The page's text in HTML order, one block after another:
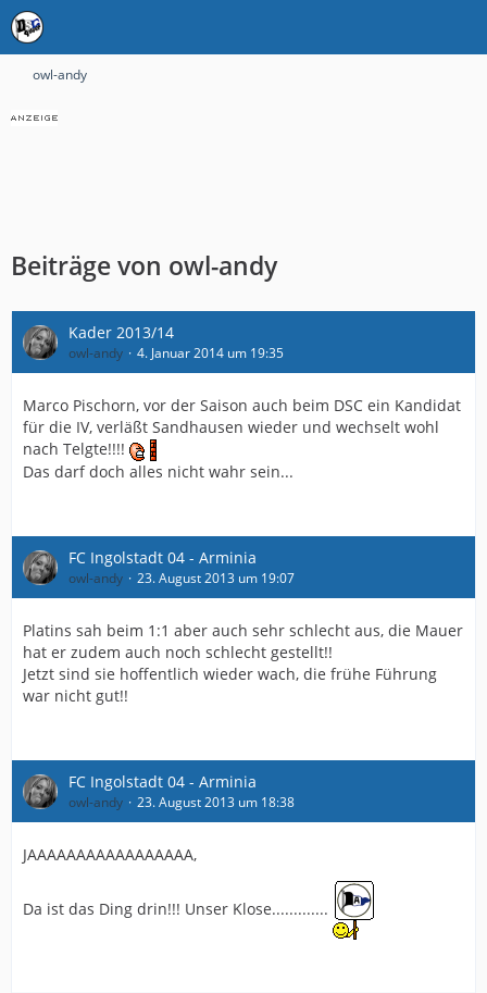
owl-andy
Beiträge von owl-andy
Kader 2013/14
owl-andy 4. Januar 2014 um 19:35
Marco Pischorn, vor der Saison auch beim DSC ein Kandidat
für die IV, verläßt Sandhausen wieder und wechselt wohl
nach Telgte!!!!
Das darf doch alles nicht wahr sein...
FC Ingolstadt 04 - Arminia
owl-andy 23. August 2013 um 19:07
Platins sah beim 1:1 aber auch sehr schlecht aus, die Mauer
hat er zudem auch noch schlecht gestellt!!
Jetzt sind sie hoffentlich wieder wach, die frühe Führung
war nicht gut!!
FC Ingolstadt 04 - Arminia
owl-andy 23. August 2013 um 18:38
JAAAAAAAAAAAAAAAAA,
Da ist das Ding drin!!! Unser Klose.............